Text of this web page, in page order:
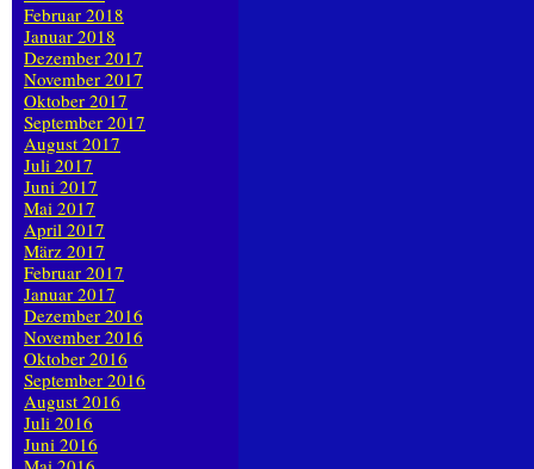
Februar 2018
Januar 2018
Dezember 2017
November 2017
Oktober 2017
September 2017
August 2017
Juli 2017
Juni 2017
Mai 2017
April 2017
März 2017
Februar 2017
Januar 2017
Dezember 2016
November 2016
Oktober 2016
September 2016
August 2016
Juli 2016
Juni 2016